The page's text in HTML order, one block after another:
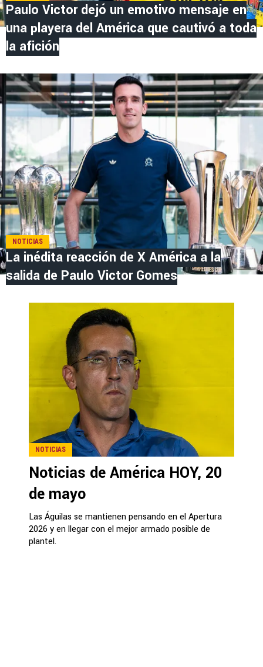
Paulo Victor dejó un emotivo mensaje en
una playera del América que cautivó a toda
la afición
NOTICIAS
La inédita reacción de X América a la
salida de Paulo Victor Gomes
NOTICIAS
Noticias de América HOY, 20
de mayo
Las Águilas se mantienen pensando en el Apertura
2026 y en llegar con el mejor armado posible de
plantel.